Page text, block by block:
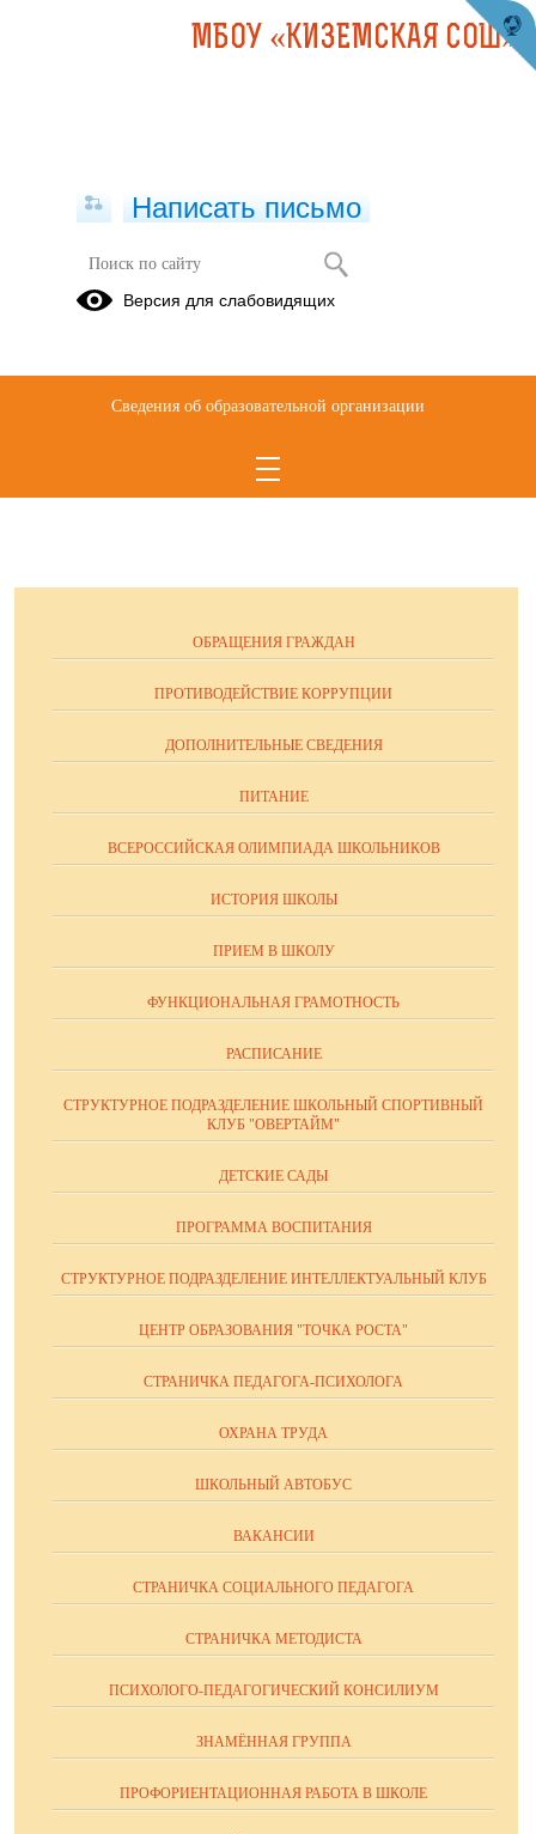
7 ноября 2022 года
ОБРАЩЕНИЯ ГРАЖДАН
ПРОТИВОДЕЙСТВИЕ КОРРУПЦИИ
ДОПОЛНИТЕЛЬНЫЕ СВЕДЕНИЯ
ПИТАНИЕ
ВСЕРОССИЙСКАЯ ОЛИМПИАДА ШКОЛЬНИКОВ
ИСТОРИЯ ШКОЛЫ
ПРИЕМ В ШКОЛУ
ФУНКЦИОНАЛЬНАЯ ГРАМОТНОСТЬ
РАСПИСАНИЕ
СТРУКТУРНОЕ ПОДРАЗДЕЛЕНИЕ ШКОЛЬНЫЙ СПОРТИВНЫЙ
КЛУБ "ОВЕРТАЙМ"
ДЕТСКИЕ САДЫ
ПРОГРАММА ВОСПИТАНИЯ
СТРУКТУРНОЕ ПОДРАЗДЕЛЕНИЕ ИНТЕЛЛЕКТУАЛЬНЫЙ КЛУБ
ЦЕНТР ОБРАЗОВАНИЯ "ТОЧКА РОСТА"
СТРАНИЧКА ПЕДАГОГА-ПСИХОЛОГА
ОХРАНА ТРУДА
ШКОЛЬНЫЙ АВТОБУС
ВАКАНСИИ
СТРАНИЧКА СОЦИАЛЬНОГО ПЕДАГОГА
СТРАНИЧКА МЕТОДИСТА
ПСИХОЛОГО-ПЕДАГОГИЧЕСКИЙ КОНСИЛИУМ
ЗНАМЁННАЯ ГРУППА
ПРОФОРИЕНТАЦИОННАЯ РАБОТА В ШКОЛЕ
МБОУ «КИЗЕМСКАЯ СОШ»
Написать письмо
Версия для слабовидящих
Сведения об образовательной организации